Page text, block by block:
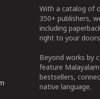
With a catalog of
350+ publishers,
including
right to your
Beyond works by
feature
bestsellers,
native language.